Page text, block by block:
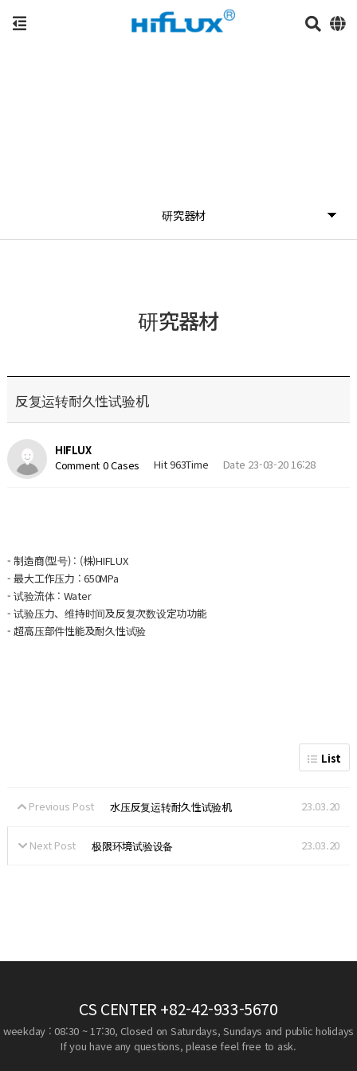
研究器材
研究器材
反复运转耐久性试验机
HIFLUX
Comment 0 Cases
Hit 963Time Date 23-03-20 16:28
- 制造商(型号) : (株)HIFLUX
- 最大工作压力 : 650MPa
- 试验流体 : Water
- 试验压力、维持时间及反复次数设定功功能
- 超高压部件性能及耐久性试验
List
Previous Post 水压反复运转耐久性试验机 23.03.20
Next Post 极限环境试验设备 23.03.20
CS CENTER +82-42-933-5670
weekday : 08:30 ~ 17:30, Closed on Saturdays, Sundays and public holidays
If you have any questions, please feel free to ask.